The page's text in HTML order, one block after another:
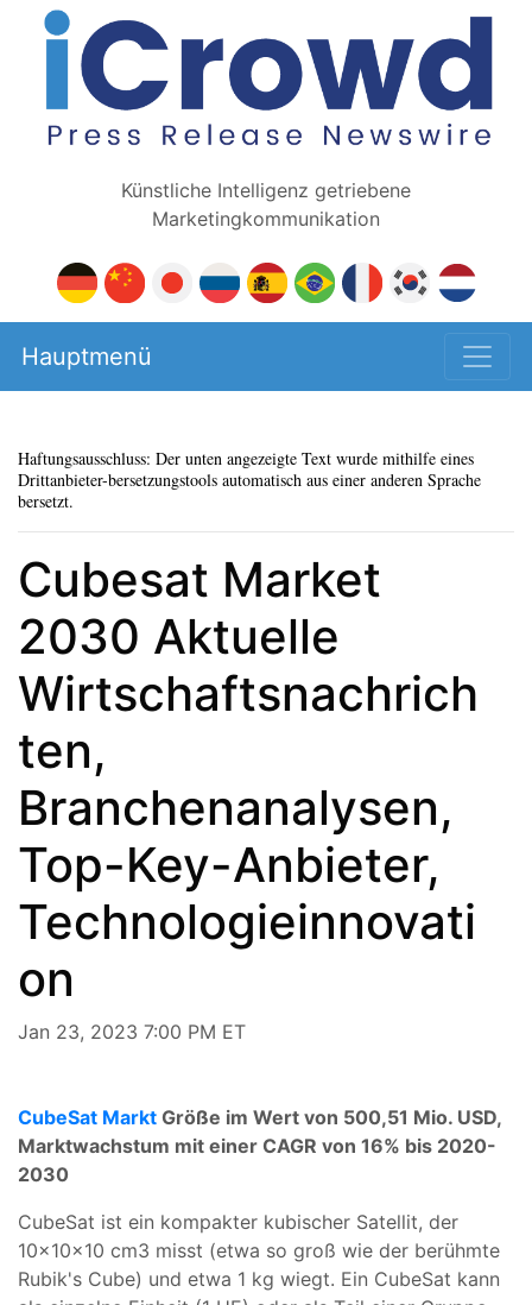
Künstliche Intelligenz getriebene
Marketingkommunikation
Hauptmenü
Haftungsausschluss: Der unten angezeigte Text wurde mithilfe eines
Drittanbieter-bersetzungstools automatisch aus einer anderen Sprache
bersetzt.
Cubesat Market
2030 Aktuelle
Wirtschaftsnachrich
ten,
Branchenanalysen,
Top-Key-Anbieter,
Technologieinnovati
on
Jan 23, 2023 7:00 PM ET
CubeSat Markt Größe im Wert von 500,51 Mio. USD,
Marktwachstum mit einer CAGR von 16% bis 2020-
2030
CubeSat ist ein kompakter kubischer Satellit, der
10x10x10 cm3 misst (etwa so groß wie der berühmte
Rubik's Cube) und etwa 1 kg wiegt. Ein CubeSat kann